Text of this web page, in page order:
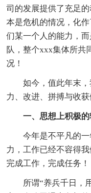
司的发展提供了充足
本是危机的情况，化
们某一个人的能力，
队，整个xxx集体所共
况！
如今，值此年末，
力、改进、拼搏与收获
一、思想上积极的
今年是不平凡的一
力，工作已经不容得
完成工作，完成任务！
所谓“养兵千日，用